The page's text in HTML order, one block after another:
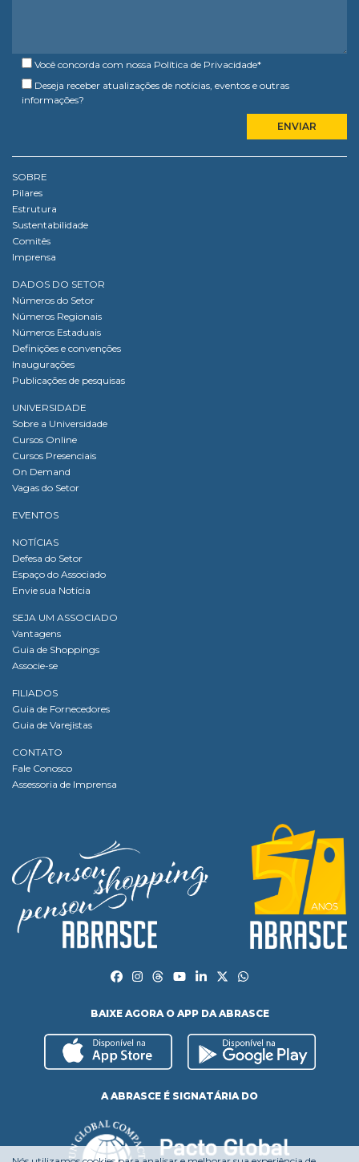
Você concorda com nossa Política de Privacidade*
Deseja receber atualizações de notícias, eventos e outras
informações?
SOBRE
Pilares
Estrutura
Sustentabilidade
Comitês
Imprensa
DADOS DO SETOR
Números do Setor
Números Regionais
Números Estaduais
Definições e convenções
Inaugurações
Publicações de pesquisas
UNIVERSIDADE
Sobre a Universidade
Cursos Online
Cursos Presenciais
On Demand
Vagas do Setor
EVENTOS
NOTÍCIAS
Defesa do Setor
Espaço do Associado
Envie sua Notícia
SEJA UM ASSOCIADO
Vantagens
Guia de Shoppings
Associe-se
FILIADOS
Guia de Fornecedores
Guia de Varejistas
CONTATO
Fale Conosco
Assessoria de Imprensa
BAIXE AGORA O APP DA ABRASCE
A ABRASCE É SIGNATÁRIA DO